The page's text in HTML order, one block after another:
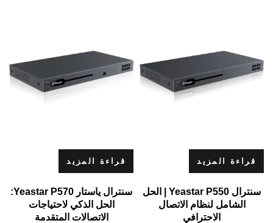
قراءة المزيد
سنترال Yeastar P550 | الحل
الشامل لنظام الاتصال
الاحترافي
قراءة المزيد
سنترال ياستار Yeastar P570:
الحل الذكي لاحتياجات
الاتصالات المتقدمة